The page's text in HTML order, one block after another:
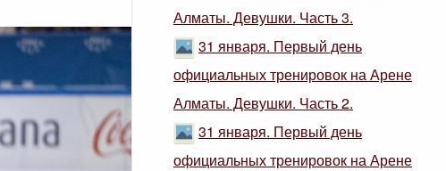
Алматы. Девушки. Часть 3.
31 января. Первый день
официальных тренировок на Арене
Алматы. Девушки. Часть 2.
31 января. Первый день
официальных тренировок на Арене